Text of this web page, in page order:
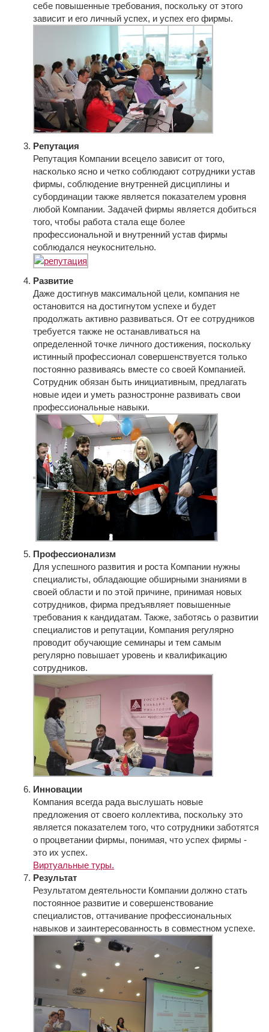
себе повышенные требования, поскольку от этого
зависит и его личный успех, и успех его фирмы.
Репутация
Репутация Компании всецело зависит от того,
насколько ясно и четко соблюдают сотрудники устав
фирмы, соблюдение внутренней дисциплины и
субординации также является показателем уровня
любой Компании. Задачей фирмы является добиться
того, чтобы работа стала еще более
профессиональной и внутренний устав фирмы
соблюдался неукоснительно.
Развитие
Даже достигнув максимальной цели, компания не
остановится на достигнутом успехе и будет
продолжать активно развиваться. От ее сотрудников
требуется также не останавливаться на
определенной точке личного достижения, поскольку
истинный профессионал совершенствуется только
постоянно развиваясь вместе со своей Компанией.
Сотрудник обязан быть инициативным, предлагать
новые идеи и уметь разностронне развивать свои
профессиональные навыки.
Профессионализм
Для успешного развития и роста Компании нужны
специалисты, обладающие обширными знаниями в
своей области и по этой причине, принимая новых
сотрудников, фирма предъявляет повышенные
требования к кандидатам. Также, заботясь о развитии
специалистов и репутации, Компания регулярно
проводит обучающие семинары и тем самым
регулярно повышает уровень и квалификацию
сотрудников.
Инновации
Компания всегда рада выслушать новые
предложения от своего коллектива, поскольку это
является показателем того, что сотрудники заботятся
о процветании фирмы, понимая, что успех фирмы -
это их успех.
Виртуальные туры.
Результат
Результатом деятельности Компании должно стать
постоянное развитие и совершенствование
специалистов, оттачивание профессиональных
навыков и заинтересованность в совместном успехе.